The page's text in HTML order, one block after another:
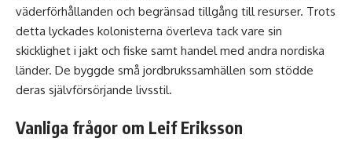
väderförhållanden och begränsad tillgång till resurser. Trots
detta lyckades kolonisterna överleva tack vare sin
skicklighet i jakt och fiske samt handel med andra nordiska
länder. De byggde små jordbrukssamhällen som stödde
deras självförsörjande livsstil.
Vanliga frågor om Leif Eriksson